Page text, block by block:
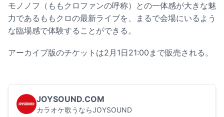
モノノフ（ももクロファンの呼称）との一体感が大きな魅
力であるももクロの最新ライブを、まるで会場にいるよう
な臨場感で体験することができる。
アーカイブ版のチケットは2月1日21:00まで販売される。
JOYSOUND.COM
カラオケ歌うならJOYSOUND